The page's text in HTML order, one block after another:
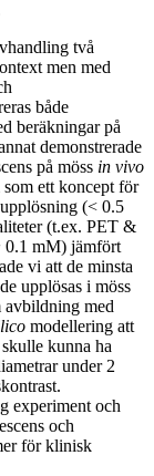
två
men med
både
beräkningar på
demonstrerade
på möss in vivo
ett koncept för
(< 0.5
(t.ex. PET &
0.1 mM) jämfört
vi att de minsta
upplösas i möss
avbildning med
modellering att
kunna ha
under 2
experiment och
och
för klinisk